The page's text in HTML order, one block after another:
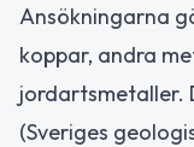
Ansökningarna
koppar, andra
jordartsmetaller.
(Sveriges